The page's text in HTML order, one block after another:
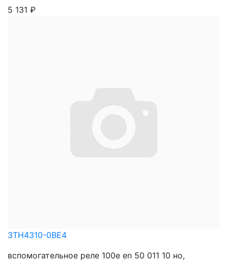
5 131 ₽
3TH4310-0BE4
вспомогательное реле 100e en 50 011 10 нo,